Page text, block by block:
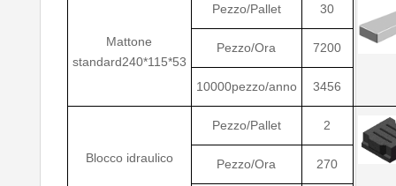
Mattone
standard240*115*53
Pezzo/Pallet 30
Pezzo/Ora 7200
10000pezzo/anno 3456
Blocco idraulico
Pezzo/Pallet 2
Pezzo/Ora 270